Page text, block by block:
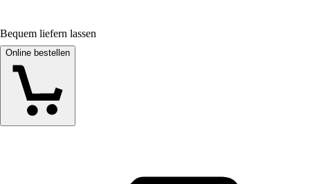
Bequem liefern lassen
Online bestellen